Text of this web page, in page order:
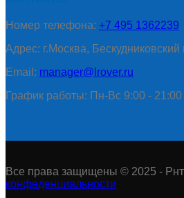
Номер телефона: +7 495 1362239
Адрес: г.Москва, Бескудниковский
Email: manager@lrover.ru
График работы: Пн-Вс 9:00 - 21:00
Все права защищены © 2025 -
конфеденциальности